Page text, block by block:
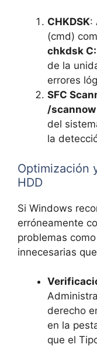
CHKDSK:
(cmd)
chkdsk
de la
errores
SFC
/scannow
del
la
Optimización
HDD
Si Windows
erróneamente
problemas
innecesarias
derecho
en la
que el